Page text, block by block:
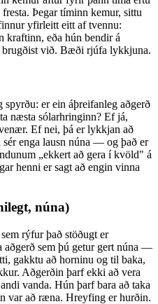
Þegar tíminn kemur, sittu
yfirleitt eitt af tvennu:
kraftinn, eða hún bendir á
brugðist við. Bæði rjúfa lykkjuna.
er ein áþreifanleg aðgerð
næsta sólarhringinn? Ef já,
Ef nei, þá er lykkjan að
sér enga lausn núna — og það er
„ekkert að gera í kvöld" á
henni er sagt að engin vinna
núna)
rýfur það stöðugt er
sem þú getur gert núna —
gakktu að horninu og til baka,
Aðgerðin þarf ekki að vera
vanda. Hún þarf bara að taka
var að ræna. Hreyfing er hurðin.